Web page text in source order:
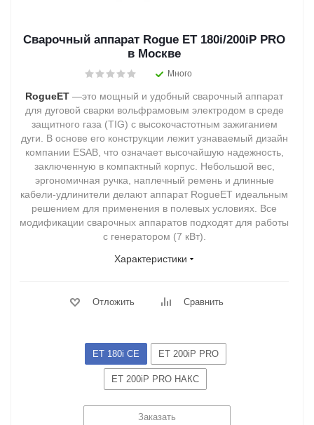
Сварочный аппарат Rogue ET 180i/200iP PRO
в Москве
Много
RogueET —это мощный и удобный сварочный аппарат
для дуговой сварки вольфрамовым электродом в среде
защитного газа (TIG) с высокочастотным зажиганием
дуги. В основе его конструкции лежит узнаваемый дизайн
компании ESAB, что означает высочайшую надежность,
заключенную в компактный корпус. Небольшой вес,
эргономичная ручка, наплечный ремень и длинные
кабели-удлинители делают аппарат RogueET идеальным
решением для применения в полевых условиях. Все
модификации сварочных аппаратов подходят для работы
с генератором (7 кВт).
Характеристики
Отложить Сравнить
ET 180i CE ET 200iP PRO
ET 200iP PRO НАКС
Заказать